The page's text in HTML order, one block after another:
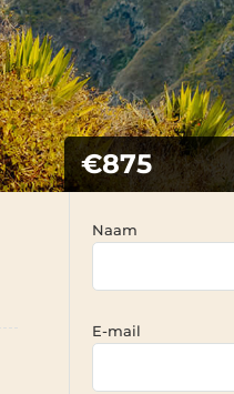
€875
Naam
E-mail